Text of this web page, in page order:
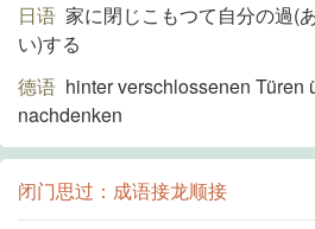
日语 家に閉じこもつて自分の過(
い)する
德语 hinter verschlossenen Türen
nachdenken
闭门思过：成语接龙顺接